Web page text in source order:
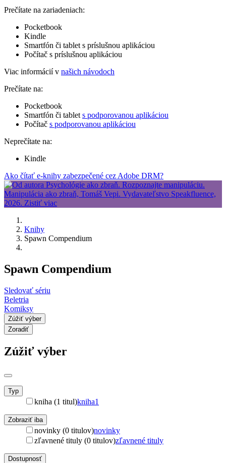
Prečítate na zariadeniach:
Pocketbook
Kindle
Smartfón či tablet s príslušnou aplikáciou
Počítač s príslušnou aplikáciou
Viac informácií v našich návodoch
Prečítate na:
Pocketbook
Smartfón či tablet s podporovanou aplikáciou
Počítač s podporovanou aplikáciou
Neprečítate na:
Kindle
Ako čítať e-knihy zabezpečené cez Adobe DRM?
Knihy
Spawn Compendium
Spawn Compendium
Sledovať sériu
Beletria
Komiksy
Zúžiť výber
Zoradiť
Zúžiť výber
Typ
kniha (1 titul)kniha1
Zobraziť iba
novinky (0 titulov)novinky
zľavnené tituly (0 titulov)zľavnené tituly
Dostupnosť